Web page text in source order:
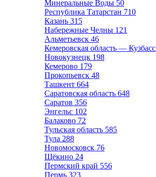
Минеральные Воды 50
Республика Татарстан 710
Казань 315
Набережные Челны 121
Альметьевск 46
Кемеровская область — Кузбасс
Новокузнецк 198
Кемерово 179
Прокопьевск 48
Ташкент 664
Саратовская область 648
Саратов 356
Энгельс 102
Балаково 72
Тульская область 585
Тула 288
Новомосковск 76
Щёкино 24
Пермский край 556
Пермь 323